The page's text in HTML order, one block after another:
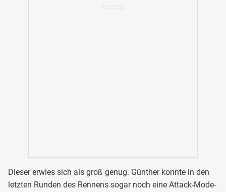
Dieser erwies sich als groß genug. Günther konnte in den
letzten Runden des Rennens sogar noch eine Attack-Mode-